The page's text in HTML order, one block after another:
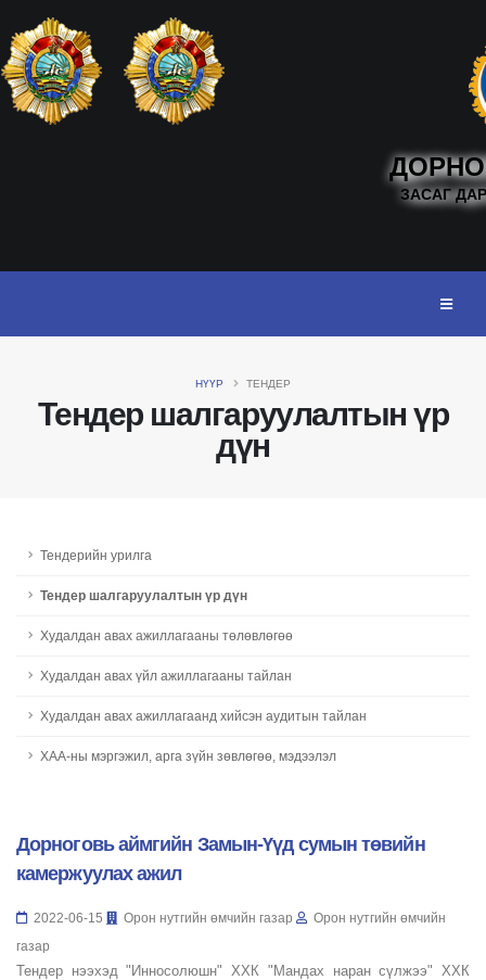
ЗАСАГ
НҮҮР ТЕНДЕР
Тендер шалгаруулалтын үр
дүн
Тендерийн урилга
Тендер шалгаруулалтын үр дүн
Худалдан авах ажиллагааны төлөвлөгөө
Худалдан авах үйл ажиллагааны тайлан
Худалдан авах ажиллагаанд хийсэн аудитын тайлан
ХАА-ны мэргэжил, арга зүйн зөвлөгөө, мэдээлэл
Дорноговь аймгийн Замын-Үүд сумын төвийн
камержуулах ажил
2022-06-15 Орон нутгийн өмчийн газар
Орон нутгийн өмчийн
газар
Тендер нээхэд "Инносолюшн" ХХК "Мандах наран сүлжээ" ХХК